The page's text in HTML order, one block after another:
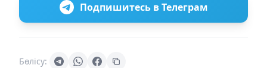
Подпишитесь в Телеграм
Бөлісу: